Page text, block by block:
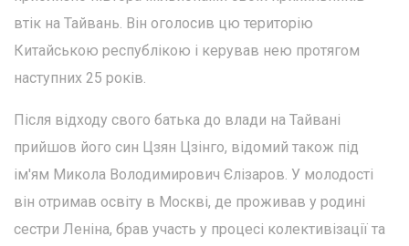
втік на Тайвань. Він оголосив цю територію
Китайською республікою і керував нею протягом
наступних 25 років.
Після відходу свого батька до влади на Тайвані
прийшов його син Цзян Цзінго, відомий також під
ім'ям Микола Володимирович Єлізаров. У молодості
він отримав освіту в Москві, де проживав у родині
сестри Леніна, брав участь у процесі колективізації та